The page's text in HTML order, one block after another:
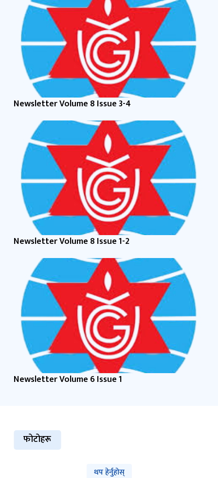
Newsletter Volume 8 Issue 3-4
Newsletter Volume 8 Issue 1-2
Newsletter Volume 6 Issue 1
फोटोहरू
थप हेर्नुहोस्